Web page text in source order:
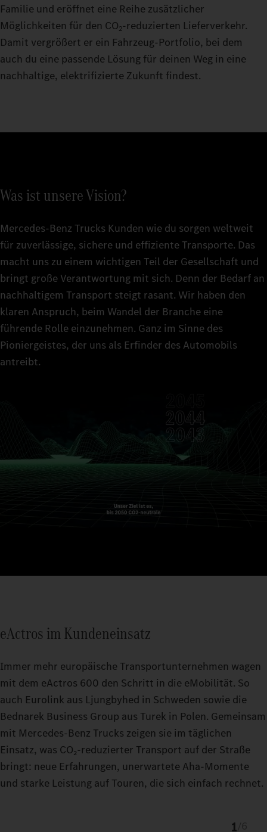
Familie und eröffnet eine Reihe zusätzlicher
Möglichkeiten für den CO2‑reduzierten Lieferverkehr.
Damit vergrößert er ein Fahrzeug-Portfolio, bei dem
auch du eine passende Lösung für deinen Weg in eine
nachhaltige, elektrifizierte Zukunft findest.
Was ist unsere Vision?
Mercedes‑Benz Trucks Kunden wie du sorgen weltweit
für zuverlässige, sichere und effiziente Transporte. Das
macht uns zu einem wichtigen Teil der Gesellschaft und
bringt große Verantwortung mit sich. Denn der Bedarf an
nachhaltigem Transport steigt rasant. Wir haben den
klaren Anspruch, beim Wandel der Branche eine
führende Rolle einzunehmen. Ganz im Sinne des
Pioniergeistes, der uns als Erfinder des Automobils
antreibt.
eActros im Kundeneinsatz
Immer mehr europäische Transportunternehmen wagen
mit dem eActros 600 den Schritt in die eMobilität. So
auch Eurolink aus Ljungbyhed in Schweden sowie die
Bednarek Business Group aus Turek in Polen. Gemeinsam
mit Mercedes‑Benz Trucks zeigen sie im täglichen
Einsatz, was CO₂‑reduzierter Transport auf der Straße
bringt: neue Erfahrungen, unerwartete Aha‑Momente
und starke Leistung auf Touren, die sich einfach rechnet.
1